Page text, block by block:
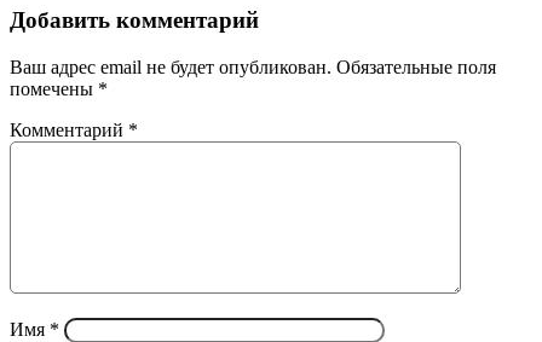
Добавить комментарий
Ваш адрес email не будет опубликован. Обязательные поля
помечены *
Комментарий *
Имя *